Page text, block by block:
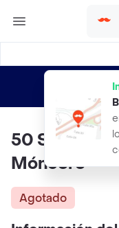
envíos
50 Semillas
Móncoro
Agotado